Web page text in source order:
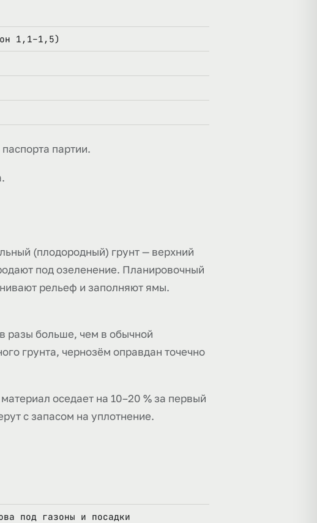
1,1–1,5)
партии.
(плодородный) грунт — верхний
под озеленение. Планировочный
рельеф и заполняют ямы.
разы больше, чем в обычной
грунта, чернозём оправдан точечно
оседает на 10–20 % за первый
с запасом на уплотнение.
под газоны и посадки